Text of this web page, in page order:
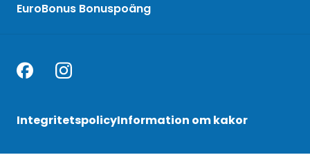
EuroBonus Bonuspoäng
IntegritetspolicyInformation om kakor